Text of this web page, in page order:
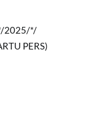
2025/*/
PERS)